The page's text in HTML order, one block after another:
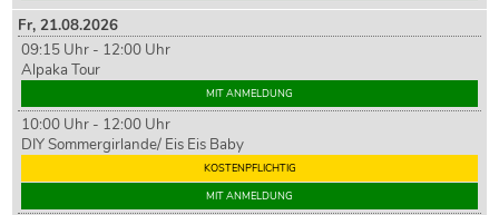
Fr,21.08.2026
09:15 Uhr - 12:00 Uhr
Alpaka Tour
MIT ANMELDUNG
10:00 Uhr - 12:00 Uhr
DIY Sommergirlande/ Eis Eis Baby
KOSTENPFLICHTIG
MIT ANMELDUNG